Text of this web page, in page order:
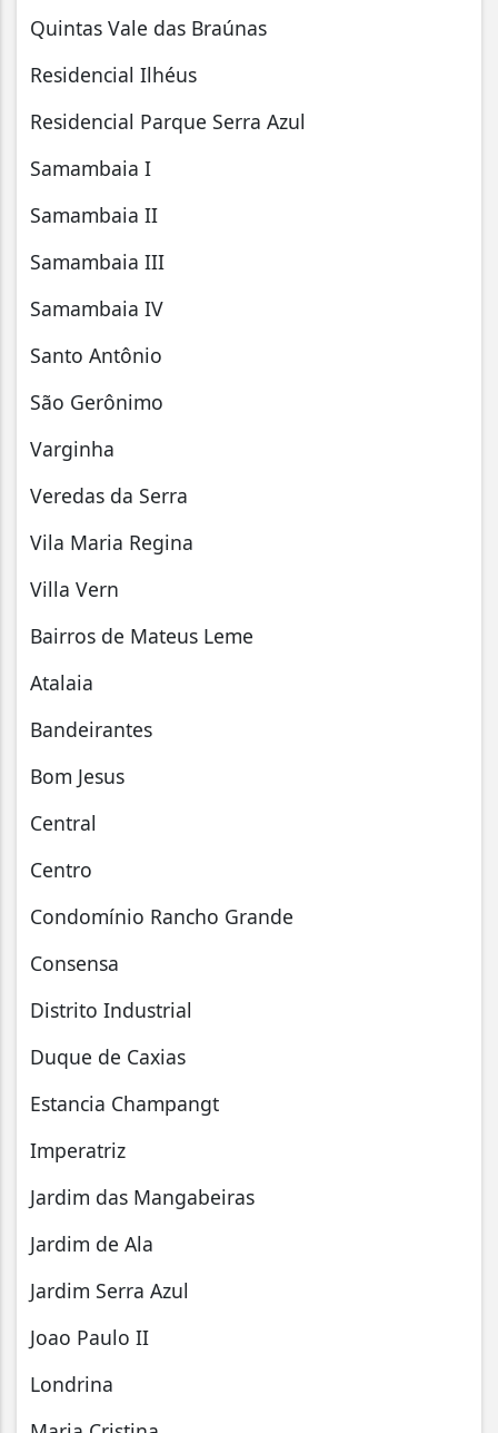
Quintas Vale das Braúnas
Residencial Ilhéus
Residencial Parque Serra Azul
Samambaia I
Samambaia II
Samambaia III
Samambaia IV
Santo Antônio
São Gerônimo
Varginha
Veredas da Serra
Vila Maria Regina
Villa Vern
Bairros de Mateus Leme
Atalaia
Bandeirantes
Bom Jesus
Central
Centro
Condomínio Rancho Grande
Consensa
Distrito Industrial
Duque de Caxias
Estancia Champangt
Imperatriz
Jardim das Mangabeiras
Jardim de Ala
Jardim Serra Azul
Joao Paulo II
Londrina